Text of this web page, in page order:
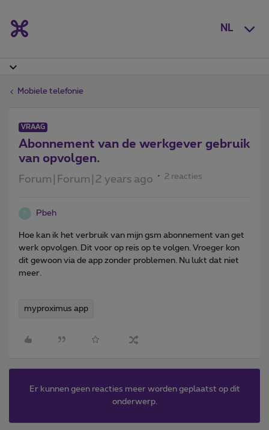
NL
Mobiele telefonie
VRAAG
Abonnement van de werkgever gebruik
van opvolgen.
Forum|Forum|2 years ago 2 reacties
P Pbeh
Hoe kan ik het verbruik van mijn gsm abonnement van get
werk opvolgen. Dit voor op reis op te volgen. Vroeger kon
dit gewoon via de app zonder problemen. Nu lukt dat niet
meer.
myproximus app
Er kunnen geen reacties meer worden geplaatst op dit
onderwerp.